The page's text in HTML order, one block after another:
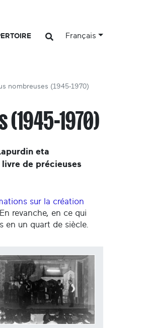
Français
nombreuses (1945-1970)
1970)
eta
de précieuses
sur la création
revanche, en ce qui
en un quart de siècle.